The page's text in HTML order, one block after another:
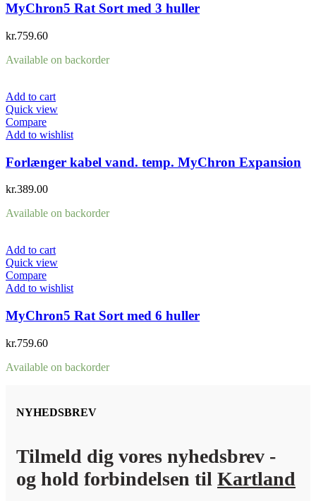
MyChron5 Rat Sort med 3 huller
kr.759.60
Available on backorder
Add to cart
Quick view
Compare
Add to wishlist
Forlænger kabel vand. temp. MyChron Expansion
kr.389.00
Available on backorder
Add to cart
Quick view
Compare
Add to wishlist
MyChron5 Rat Sort med 6 huller
kr.759.60
Available on backorder
NYHEDSBREV
Tilmeld dig vores nyhedsbrev -
og hold forbindelsen til Kartland